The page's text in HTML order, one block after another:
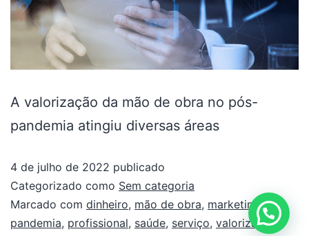
A valorização da mão de obra no pós-
pandemia atingiu diversas áreas
4 de julho de 2022 publicado
Categorizado como Sem categoria
Marcado com dinheiro, mão de obra, marketing,
pandemia, profissional, saúde, serviço, valorização